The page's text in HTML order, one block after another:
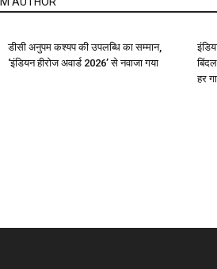
डीसी अनुपम कश्यप की उपलब्धि का सम्मान,
‘इंडियन हीरोज अवार्ड 2026’ से नवाजा गया
हर